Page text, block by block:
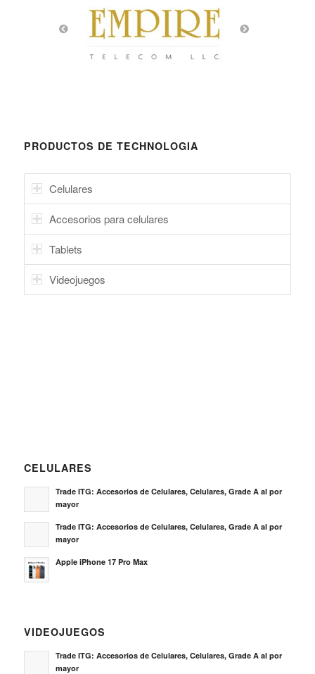
PRODUCTOS DE TECHNOLOGIA
Celulares
Accesorios para celulares
Tablets
Videojuegos
CELULARES
Trade ITG: Accesorios de Celulares, Celulares, Grade A al por
mayor
Trade ITG: Accesorios de Celulares, Celulares, Grade A al por
mayor
Apple iPhone 17 Pro Max
VIDEOJUEGOS
Trade ITG: Accesorios de Celulares, Celulares, Grade A al por
mayor